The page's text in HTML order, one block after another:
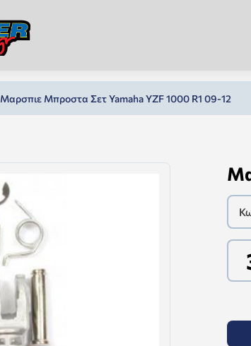
Μαρσπιε Μπροστα Σετ Yamaha YZF 1000 R1 09-12